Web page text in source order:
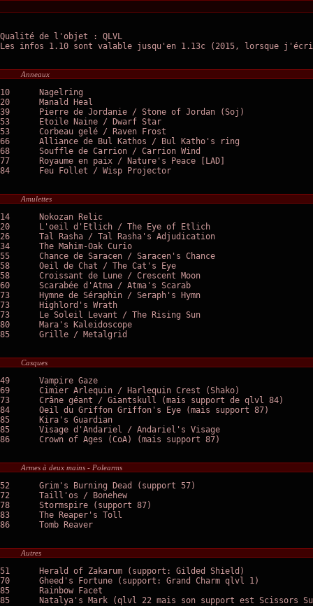
﻿Qualité de l'objet : QLVL
Les infos 1.10 sont valable jusqu'en 1.13c (2015, lorsque
Anneaux
10	Nagelring
20	Manald Heal
39	Pierre de Jordanie / Stone of Jordan (Soj)
53	Etoile Naine / Dwarf Star
53	Corbeau gelé / Raven Frost
66	Alliance de Bul Kathos / Bul Katho's ring
68	Souffle de Carrion / Carrion Wind
77	Royaume en paix / Nature's Peace [LAD]
84	Feu Follet / Wisp Projector
Amulettes
14	Nokozan Relic
20	L'oeil d'Etlich / The Eye of Etlich
26	Tal Rasha / Tal Rasha's Adjudication
34	The Mahim-Oak Curio
55	Chance de Saracen / Saracen's Chance
58	Oeil de Chat / The Cat's Eye
58	Croissant de Lune / Crescent Moon
60	Scarabée d'Atma / Atma's Scarab
73	Hymne de Séraphin / Seraph's Hymn
73	Highlord's Wrath
73	Le Soleil Levant / The Rising Sun
80	Mara's Kaleidoscope
85	Grille / Metalgrid
Casques
49	Vampire Gaze
69	Cimier Arlequin / Harlequin Crest (Shako)
73	Crâne géant / Giantskull (mais support de qlvl 84)
84	Oeil du Griffon Griffon's Eye (mais support 87)
85	Kira's Guardian
85	Visage d'Andariel / Andariel's Visage
86	Crown of Ages (CoA) (mais support 87)
Armes à deux mains - Polearms
52	Grim's Burning Dead (support 57)
72	Taill'os / Bonehew
78	Stormspire (support 87)
83	The Reaper's Toll
86	Tomb Reaver
Autres
51	Herald of Zakarum (support: Gilded Shield)
70	Gheed's Fortune (support: Grand Charm qlvl 1)
85	Rainbow Facet
85	Natalya's Mark (qlvl 22 mais son support est Scissors Suwayyah de qlvl 85)